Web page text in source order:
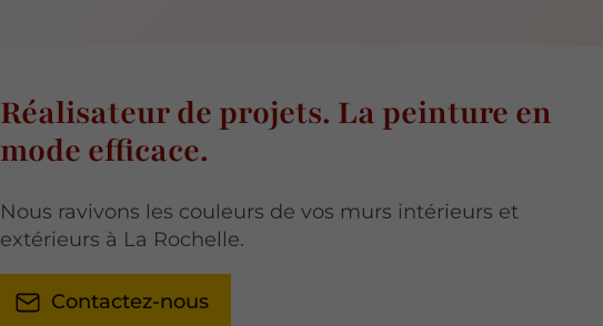
Réalisateur de projets. La peinture en
mode efficace.
Nous ravivons les couleurs de vos murs intérieurs et
extérieurs à La Rochelle.
Contactez-nous